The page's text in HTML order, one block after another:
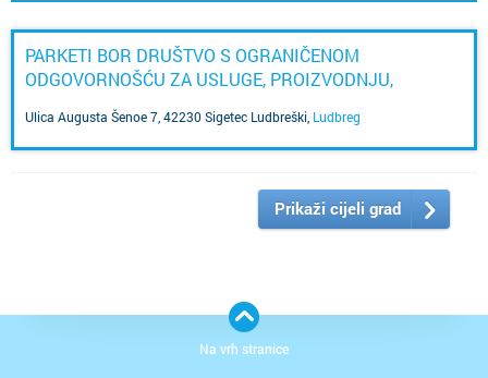
PARKETI BOR DRUŠTVO S OGRANIČENOM
ODGOVORNOŠĆU ZA USLUGE, PROIZVODNJU,
Ulica Augusta Šenoe 7, 42230 Sigetec Ludbreški Ludbreg
Prikaži cijeli grad
Na vrh stranice